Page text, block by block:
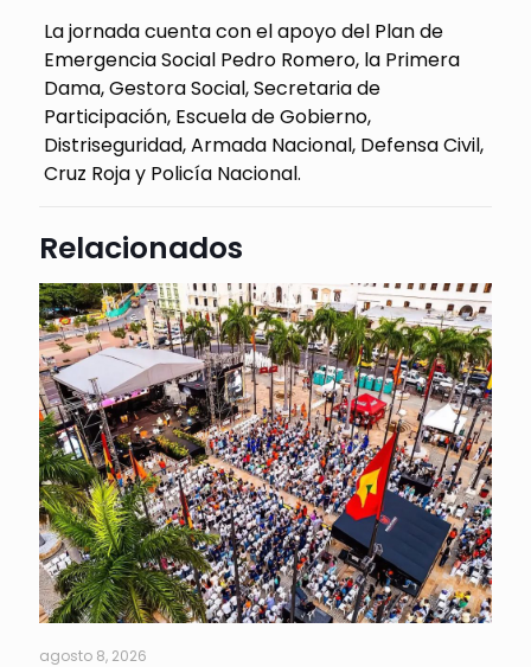
La jornada cuenta con el apoyo del Plan de
Emergencia Social Pedro Romero, la Primera
Dama, Gestora Social, Secretaria de
Participación, Escuela de Gobierno,
Distriseguridad, Armada Nacional, Defensa Civil,
Cruz Roja y Policía Nacional.
Relacionados
agosto 8, 2026